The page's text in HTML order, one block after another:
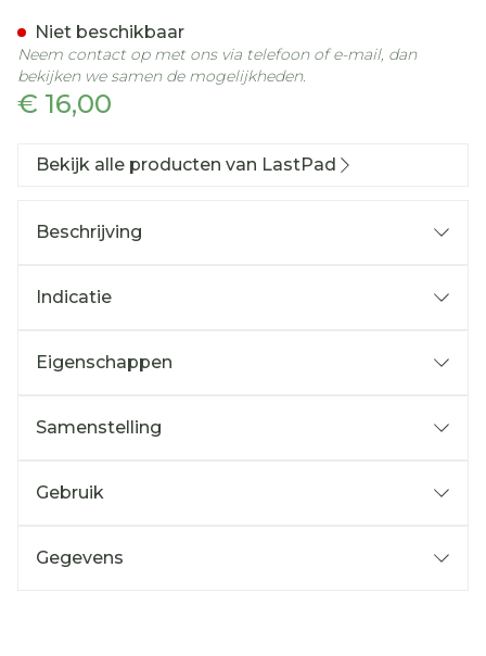
€ 16,00
Niet beschikbaar
Neem contact op met ons via telefoon of e-mail, dan
bekijken we samen de mogelijkheden.
Bekijk alle producten van LastPad
Beschrijving
Indicatie
Eigenschappen
Samenstelling
Gebruik
Gegevens